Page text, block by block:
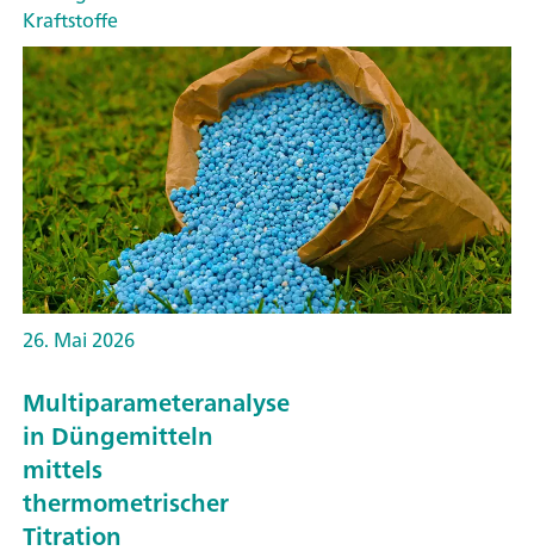
Kraftstoffe
26. Mai 2026
Multiparameteranalyse
in Düngemitteln
mittels
thermometrischer
Titration